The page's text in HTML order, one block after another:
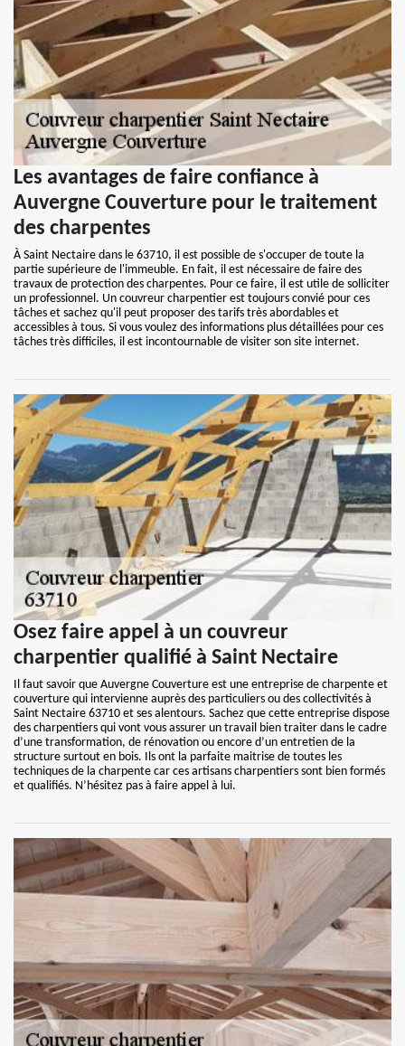
Les avantages de faire confiance à
Auvergne Couverture pour le traitement
des charpentes
À Saint Nectaire dans le 63710, il est possible de s'occuper de toute la
partie supérieure de l'immeuble. En fait, il est nécessaire de faire des
travaux de protection des charpentes. Pour ce faire, il est utile de solliciter
un professionnel. Un couvreur charpentier est toujours convié pour ces
tâches et sachez qu'il peut proposer des tarifs très abordables et
accessibles à tous. Si vous voulez des informations plus détaillées pour ces
tâches très difficiles, il est incontournable de visiter son site internet.
Osez faire appel à un couvreur
charpentier qualifié à Saint Nectaire
Il faut savoir que Auvergne Couverture est une entreprise de charpente et
couverture qui intervienne auprès des particuliers ou des collectivités à
Saint Nectaire 63710 et ses alentours. Sachez que cette entreprise dispose
des charpentiers qui vont vous assurer un travail bien traiter dans le cadre
d’une transformation, de rénovation ou encore d’un entretien de la
structure surtout en bois. Ils ont la parfaite maitrise de toutes les
techniques de la charpente car ces artisans charpentiers sont bien formés
et qualifiés. N’hésitez pas à faire appel à lui.